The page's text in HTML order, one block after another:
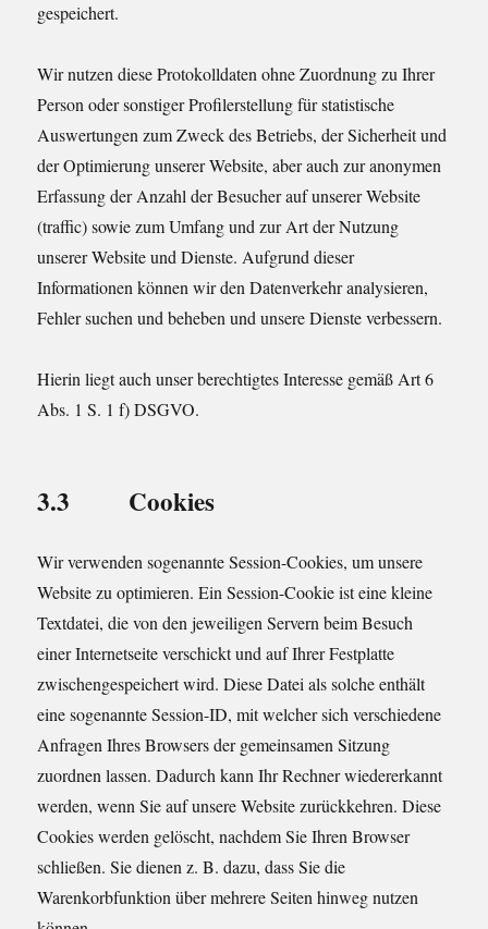
gespeichert.
Wir nutzen diese Protokolldaten ohne Zuordnung zu Ihrer
Person oder sonstiger Profilerstellung für statistische
Auswertungen zum Zweck des Betriebs, der Sicherheit und
der Optimierung unserer Website, aber auch zur anonymen
Erfassung der Anzahl der Besucher auf unserer Website
(traffic) sowie zum Umfang und zur Art der Nutzung
unserer Website und Dienste. Aufgrund dieser
Informationen können wir den Datenverkehr analysieren,
Fehler suchen und beheben und unsere Dienste verbessern.
Hierin liegt auch unser berechtigtes Interesse gemäß Art 6
Abs. 1 S. 1 f) DSGVO.
3.3 Cookies
Wir verwenden sogenannte Session-Cookies, um unsere
Website zu optimieren. Ein Session-Cookie ist eine kleine
Textdatei, die von den jeweiligen Servern beim Besuch
einer Internetseite verschickt und auf Ihrer Festplatte
zwischengespeichert wird. Diese Datei als solche enthält
eine sogenannte Session-ID, mit welcher sich verschiedene
Anfragen Ihres Browsers der gemeinsamen Sitzung
zuordnen lassen. Dadurch kann Ihr Rechner wiedererkannt
werden, wenn Sie auf unsere Website zurückkehren. Diese
Cookies werden gelöscht, nachdem Sie Ihren Browser
schließen. Sie dienen z. B. dazu, dass Sie die
Warenkorbfunktion über mehrere Seiten hinweg nutzen